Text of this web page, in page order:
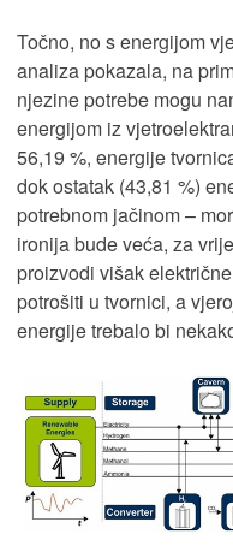
Točno, no s energijom
analiza pokazala, na
njezine potrebe mogu
energijom iz
56,19 %, energije
dok ostatak (43,81 %)
potrebnom jačinom –
ironija bude veća, za
proizvodi višak
potrošiti u tvornici, a
energije trebalo bi